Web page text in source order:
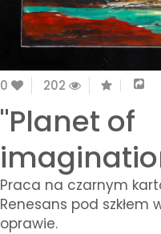
0 202
"Planet of
Praca na czarnym
Renesans pod
oprawie.